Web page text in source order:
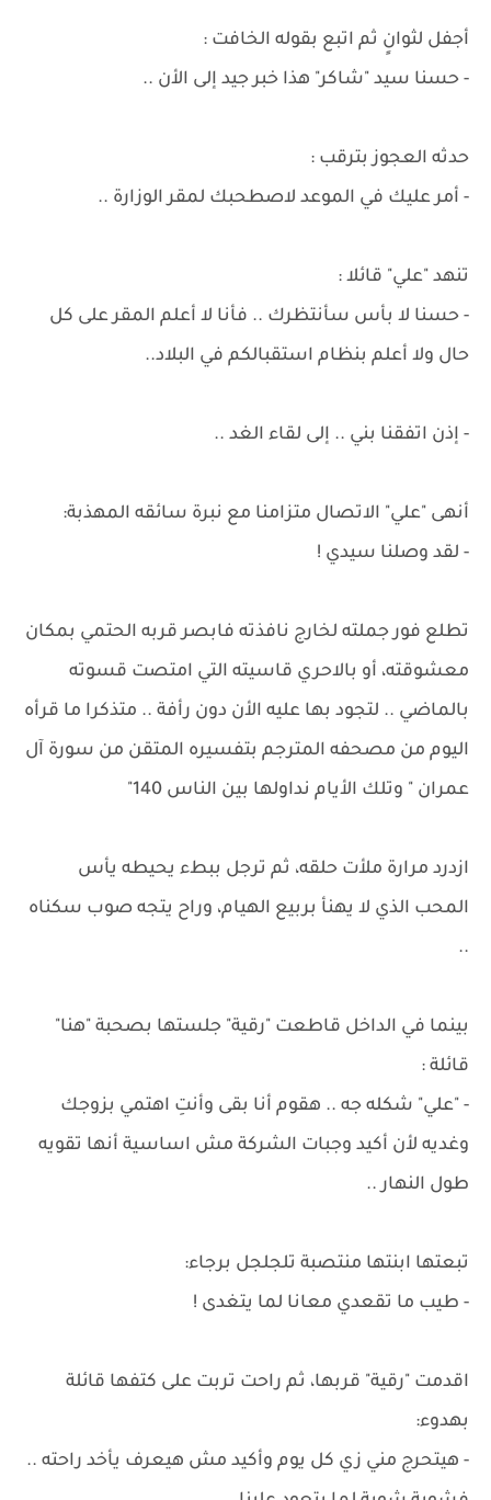
أجفل لثوانٍ ثم اتبع بقوله الخافت :
- حسنا سيد "شاكر" هذا خبر جيد إلى الأن ..
حدثه العجوز بترقب :
- أمر عليك في الموعد لاصطحبك لمقر الوزارة ..
تنهد "علي" قائلا :
- حسنا لا بأس سأنتظرك .. فأنا لا أعلم المقر على كل
حال ولا أعلم بنظام استقبالكم في البلاد..
- إذن اتفقنا بني .. إلى لقاء الغد ..
أنهى "علي" الاتصال متزامنا مع نبرة سائقه المهذبة:
- لقد وصلنا سيدي !
تطلع فور جملته لخارج نافذته فابصر قربه الحتمي بمكان
معشوقته، أو بالاحري قاسيته التي امتصت قسوته
بالماضي .. لتجود بها عليه الأن دون رأفة .. متذكرا ما قرأه
اليوم من مصحفه المترجم بتفسيره المتقن من سورة آل
عمران " وتلك الأيام نداولها بين الناس 140"
ازدرد مرارة ملأت حلقه، ثم ترجل ببطء يحيطه يأس
المحب الذي لا يهنأ بربيع الهيام، وراح يتجه صوب سكناه
..
بينما في الداخل قاطعت "رقية" جلستها بصحبة "هنا"
قائلة :
- "علي" شكله جه .. هقوم أنا بقى وأنتِ اهتمي بزوجك
وغديه لأن أكيد وجبات الشركة مش اساسية أنها تقويه
طول النهار ..
تبعتها ابنتها منتصبة تلجلجل برجاء:
- طيب ما تقعدي معانا لما يتغدى !
اقدمت "رقية" قربها، ثم راحت تربت على كتفها قائلة
بهدوء:
- هيتحرج مني زي كل يوم وأكيد مش هيعرف يأخد راحته ..